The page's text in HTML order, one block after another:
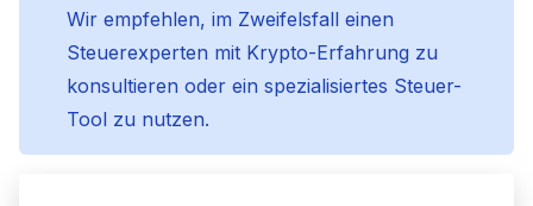
Wir empfehlen, im Zweifelsfall einen
Steuerexperten mit Krypto-Erfahrung zu
konsultieren oder ein spezialisiertes Steuer-
Tool zu nutzen.